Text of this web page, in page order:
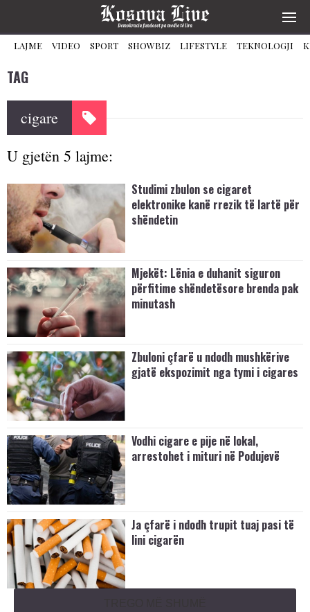
LAJME VIDEO SPORT SHOWBIZ LIFESTYLE TEKNOLOGJI
TAG
cigare
U gjetën 5 lajme:
Studimi zbulon se cigaret
elektronike kanë rrezik të lartë për
shëndetin
Mjekët: Lënia e duhanit siguron
përfitime shëndetësore brenda pak
minutash
Zbuloni çfarë u ndodh mushkërive
gjatë ekspozimit nga tymi i cigares
Vodhi cigare e pije në lokal,
arrestohet i mituri në Podujevë
Ja çfarë i ndodh trupit tuaj pasi të
lini cigarën